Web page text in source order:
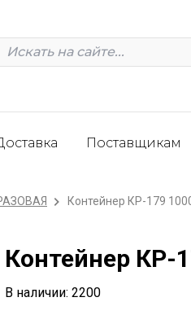
Поставщикам
Контейнер КР-179
Контейнер
В наличии: 2200